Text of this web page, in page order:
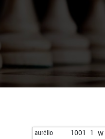
aurélio 1001 1 w